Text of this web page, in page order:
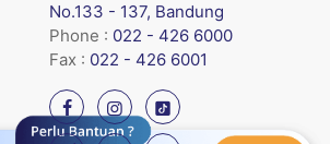
No.133 - 137, Bandung
Phone : 022 - 426 6000
Fax : 022 - 426 6001